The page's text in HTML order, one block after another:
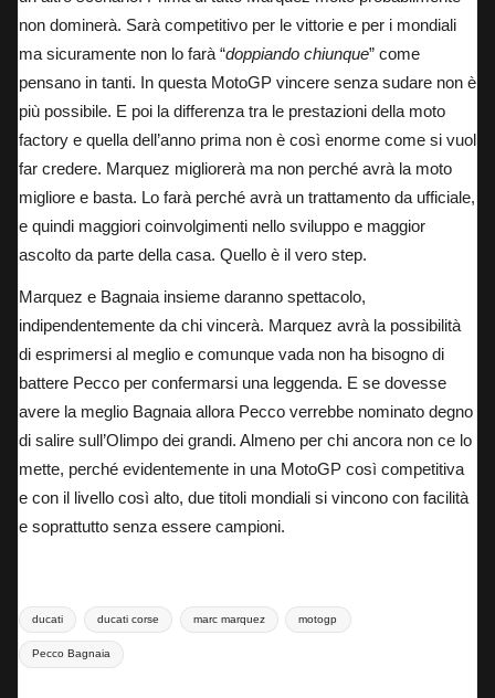
non dominerà. Sarà competitivo per le vittorie e per i mondiali
ma sicuramente non lo farà “doppiando chiunque” come
pensano in tanti. In questa MotoGP vincere senza sudare non è
più possibile. E poi la differenza tra le prestazioni della moto
factory e quella dell’anno prima non è così enorme come si vuol
far credere. Marquez migliorerà ma non perché avrà la moto
migliore e basta. Lo farà perché avrà un trattamento da ufficiale,
e quindi maggiori coinvolgimenti nello sviluppo e maggior
ascolto da parte della casa. Quello è il vero step.
Marquez e Bagnaia insieme daranno spettacolo,
indipendentemente da chi vincerà. Marquez avrà la possibilità
di esprimersi al meglio e comunque vada non ha bisogno di
battere Pecco per confermarsi una leggenda. E se dovesse
avere la meglio Bagnaia allora Pecco verrebbe nominato degno
di salire sull’Olimpo dei grandi. Almeno per chi ancora non ce lo
mette, perché evidentemente in una MotoGP così competitiva
e con il livello così alto, due titoli mondiali si vincono con facilità
e soprattutto senza essere campioni.
Tags:
ducati ducati corse marc marquez motogp
Pecco Bagnaia